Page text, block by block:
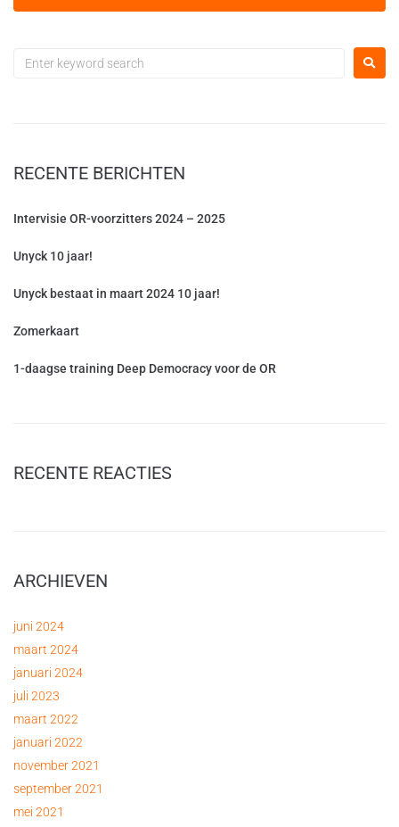
RECENTE BERICHTEN
Intervisie OR-voorzitters 2024 – 2025
Unyck 10 jaar!
Unyck bestaat in maart 2024 10 jaar!
Zomerkaart
1-daagse training Deep Democracy voor de OR
RECENTE REACTIES
ARCHIEVEN
juni 2024
maart 2024
januari 2024
juli 2023
maart 2022
januari 2022
november 2021
september 2021
mei 2021